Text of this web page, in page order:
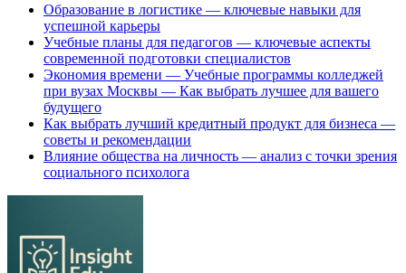
Образование в логистике — ключевые навыки для
успешной карьеры
Учебные планы для педагогов — ключевые аспекты
современной подготовки специалистов
Экономия времени — Учебные программы колледжей
при вузах Москвы — Как выбрать лучшее для вашего
будущего
Как выбрать лучший кредитный продукт для бизнеса —
советы и рекомендации
Влияние общества на личность — анализ с точки зрения
социального психолога